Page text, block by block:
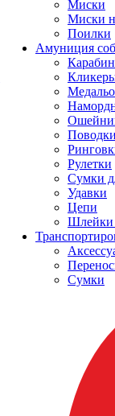
Миски
Миски
Поилки
Амуниция
Рулетки
Сумки
Удавки
Цепи
Шлейки
Сумки